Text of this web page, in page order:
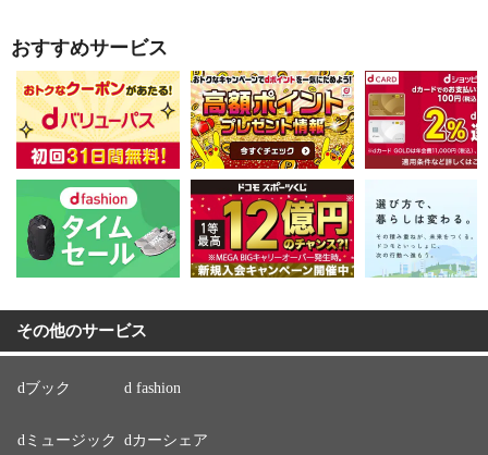
おすすめサービス
その他のサービス
dブック d fashion
dミュージック dカーシェア